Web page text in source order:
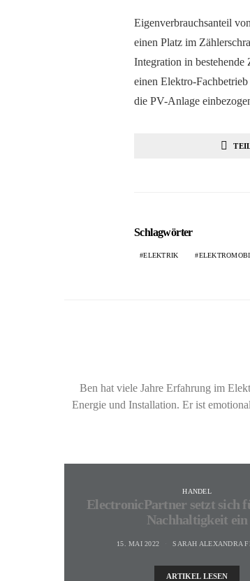
Eigenverbrauchsanteil
einen Platz im
Integration in
einen Elektro-
die PV-Anlage
Schlagwörter
ELEKTRIK
Ben hat viele Jahre Erfahrung im
Energie und Installation. Er ist
HANDEL
ElectronicPartner setzt sich
Nachhaltigkeit ein
15. MAI 2022 SARAH ALEXANDRA
ARTIKEL LESEN